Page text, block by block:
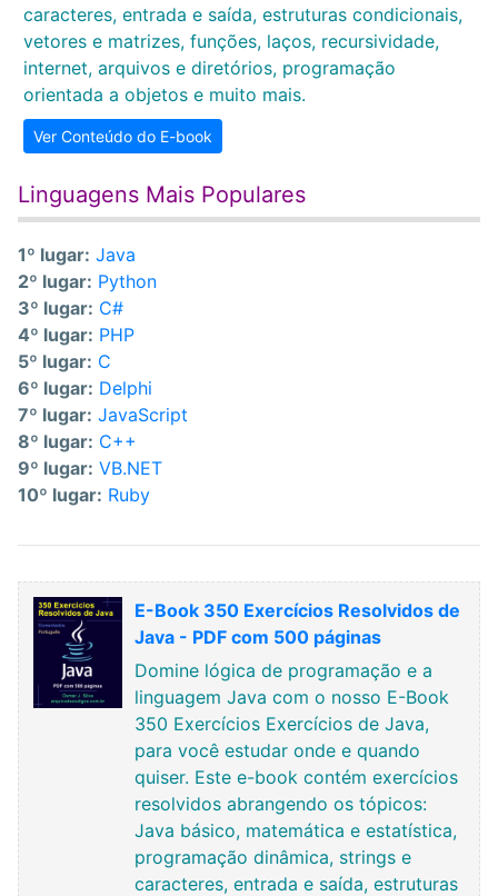
caracteres, entrada e saída, estruturas condicionais,
vetores e matrizes, funções, laços, recursividade,
internet, arquivos e diretórios, programação
orientada a objetos e muito mais.
Ver Conteúdo do E-book
Linguagens Mais Populares
1º lugar: Java
2º lugar: Python
3º lugar: C#
4º lugar: PHP
5º lugar: C
6º lugar: Delphi
7º lugar: JavaScript
8º lugar: C++
9º lugar: VB.NET
10º lugar: Ruby
E-Book 350 Exercícios Resolvidos de
Java - PDF com 500 páginas
Domine lógica de programação e a
linguagem Java com o nosso E-Book
350 Exercícios Exercícios de Java,
para você estudar onde e quando
quiser. Este e-book contém exercícios
resolvidos abrangendo os tópicos:
Java básico, matemática e estatística,
programação dinâmica, strings e
caracteres, entrada e saída, estruturas